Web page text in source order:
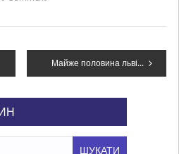
Майже половина львів’ян позитивно ставляться до святкування Різдва 25 грудня – соцопитування